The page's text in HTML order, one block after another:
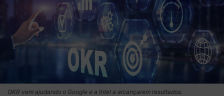
OKR vem ajudando o Google e a Intel a alcançarem resultados.